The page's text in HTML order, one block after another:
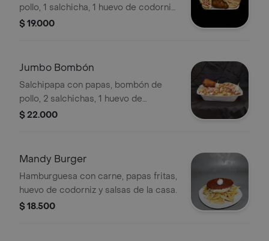
pollo, 1 salchicha, 1 huevo de codorniz,
arepa y salsas de la casa.
$ 19.000
Jumbo Bombón
Salchipapa con papas, bombón de
pollo, 2 salchichas, 1 huevo de
codorniz, 1 chorizo coctelero, arepa y
$ 22.000
Mandy Burger
Hamburguesa con carne, papas fritas,
huevo de codorniz y salsas de la casa.
$ 18.500